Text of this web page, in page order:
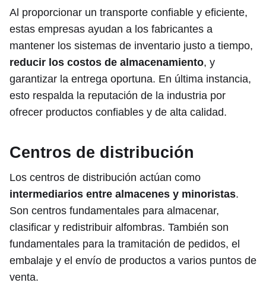
Al proporcionar un transporte confiable y eficiente,
estas empresas ayudan a los fabricantes a
mantener los sistemas de inventario justo a tiempo,
reducir los costos de almacenamiento, y
garantizar la entrega oportuna. En última instancia,
esto respalda la reputación de la industria por
ofrecer productos confiables y de alta calidad.
Centros de distribución
Los centros de distribución actúan como
intermediarios entre almacenes y minoristas.
Son centros fundamentales para almacenar,
clasificar y redistribuir alfombras. También son
fundamentales para la tramitación de pedidos, el
embalaje y el envío de productos a varios puntos de
venta.